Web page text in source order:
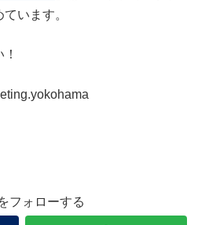
います。
フォローする